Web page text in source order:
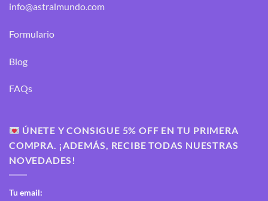
info@astralmundo.com
Formulario
Blog
FAQs
ÚNETE Y CONSIGUE 5% OFF EN TU PRIMERA
COMPRA. ¡ADEMÁS, RECIBE TODAS NUESTRAS
NOVEDADES!
Tu email: